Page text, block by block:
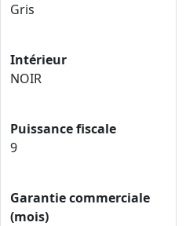
Gris
Intérieur
NOIR
Puissance fiscale
9
Garantie commerciale
(mois)